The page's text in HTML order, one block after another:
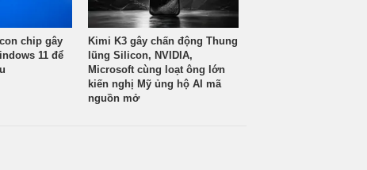
chip gây
11 để
Kimi K3 gây chấn động Thung
lũng Silicon, NVIDIA,
Microsoft cùng loạt ông lớn
kiến nghị Mỹ ủng hộ AI mã
nguồn mở